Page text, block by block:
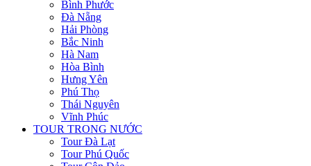
Bình Phước
Đà Nẵng
Hải Phòng
Bắc Ninh
Hà Nam
Hòa Bình
Hưng Yên
Phú Thọ
Thái Nguyên
Vĩnh Phúc
TOUR TRONG NƯỚC
Tour Đà Lạt
Tour Phú Quốc